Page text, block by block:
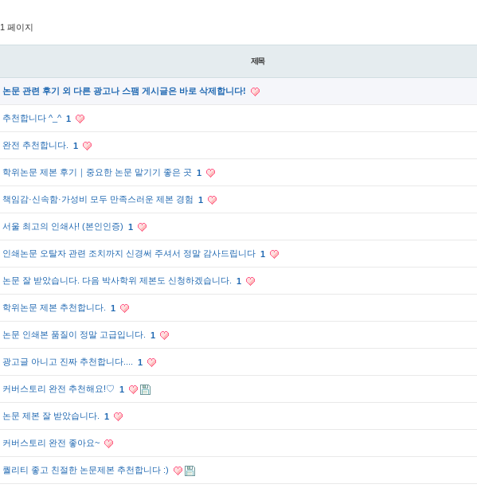
1 페이지
제목
논문 관련 후기 외 다른 광고나 스팸 게시글은 바로 삭제합니다!
추천합니다 ^_^ 1
완전 추천합니다. 1
학위논문 제본 후기｜중요한 논문 맡기기 좋은 곳 1
책임감·신속함·가성비 모두 만족스러운 제본 경험 1
서울 최고의 인쇄사! (본인인증) 1
인쇄논문 오탈자 관련 조치까지 신경써 주셔서 정말 감사드립니다 1
논문 잘 받았습니다. 다음 박사학위 제본도 신청하겠습니다. 1
학위논문 제본 추천합니다. 1
논문 인쇄본 품질이 정말 고급입니다. 1
광고글 아니고 진짜 추천합니다.... 1
커버스토리 완전 추천해요!♡ 1
논문 제본 잘 받았습니다. 1
커버스토리 완전 좋아요~
퀄리티 좋고 친절한 논문제본 추천합니다 :)